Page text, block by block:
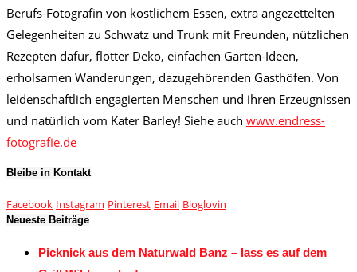
Berufs-Fotografin von köstlichem Essen, extra angezettelten
Gelegenheiten zu Schwatz und Trunk mit Freunden, nützlichen
Rezepten dafür, flotter Deko, einfachen Garten-Ideen,
erholsamen Wanderungen, dazugehörenden Gasthöfen. Von
leidenschaftlich engagierten Menschen und ihren Erzeugnissen
und natürlich vom Kater Barley! Siehe auch www.endress-
fotografie.de
Bleibe in Kontakt
Facebook Instagram Pinterest Email Bloglovin
Neueste Beiträge
Picknick aus dem Naturwald Banz – lass es auf dem